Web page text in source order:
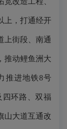
上，打通经开
上街段、南通
推动鲤鱼洲大
推进地铁8号
四环路、双福
山大道互通改